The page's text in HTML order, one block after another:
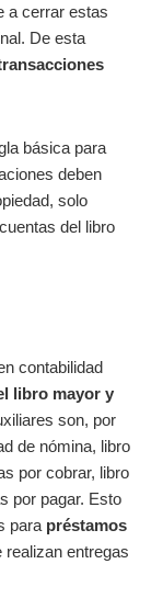
a cerrar estas
De esta
básica para
deben
solo
del libro
contabilidad
libro mayor y
son, por
de nómina, libro
por cobrar, libro
por pagar. Esto
para préstamos
entregas